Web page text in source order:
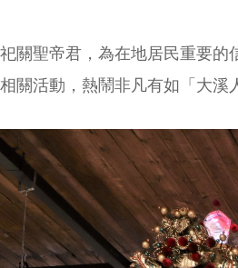
關聖帝君，為在地居民重要
關活動，熱鬧非凡有如「大溪